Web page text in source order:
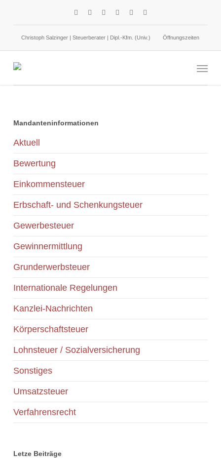
contentChristoph Salzinger | Steuerberater | Dipl.-Kfm. (Univ.) Öffnungszeiten
Menu
Mandanteninformationen
Aktuell
Bewertung
Einkommensteuer
Erbschaft- und Schenkungsteuer
Gewerbesteuer
Gewinnermittlung
Grunderwerbsteuer
Internationale Regelungen
Kanzlei-Nachrichten
Körperschaftsteuer
Lohnsteuer / Sozialversicherung
Sonstiges
Umsatzsteuer
Verfahrensrecht
Letze Beiträge